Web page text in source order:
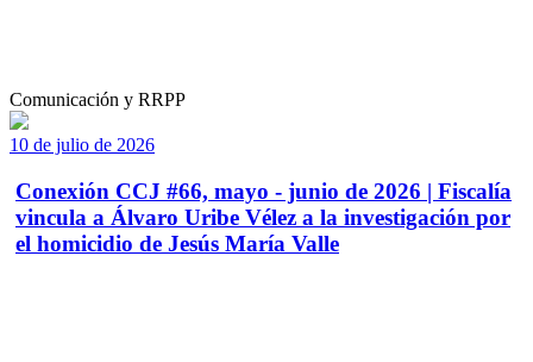
Comunicación y RRPP
10 de julio de 2026
Conexión CCJ #66, mayo - junio de 2026 | Fiscalía
vincula a Álvaro Uribe Vélez a la investigación por
el homicidio de Jesús María Valle